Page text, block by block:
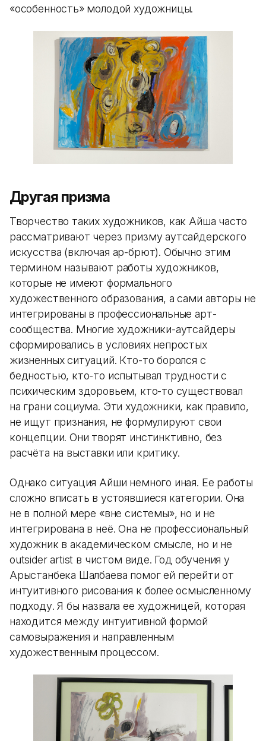
«особенность» молодой художницы.
Другая призма
Творчество таких художников, как Айша часто
рассматривают через призму аутсайдерского
искусства (включая ар-брют). Обычно этим
термином называют работы художников,
которые не имеют формального
художественного образования, а сами авторы не
интегрированы в профессиональные арт-
сообщества. Многие художники-аутсайдеры
сформировались в условиях непростых
жизненных ситуаций. Кто-то боролся с
бедностью, кто-то испытывал трудности с
психическим здоровьем, кто-то существовал
на грани социума. Эти художники, как правило,
не ищут признания, не формулируют свои
концепции. Они творят инстинктивно, без
расчёта на выставки или критику.
Однако ситуация Айши немного иная. Ее работы
сложно вписать в устоявшиеся категории. Она
не в полной мере «вне системы», но и не
интегрирована в неё. Она не профессиональный
художник в академическом смысле, но и не
outsider artist в чистом виде. Год обучения у
Арыстанбека Шалбаева помог ей перейти от
интуитивного рисования к более осмысленному
подходу. Я бы назвала ее художницей, которая
находится между интуитивной формой
самовыражения и направленным
художественным процессом.